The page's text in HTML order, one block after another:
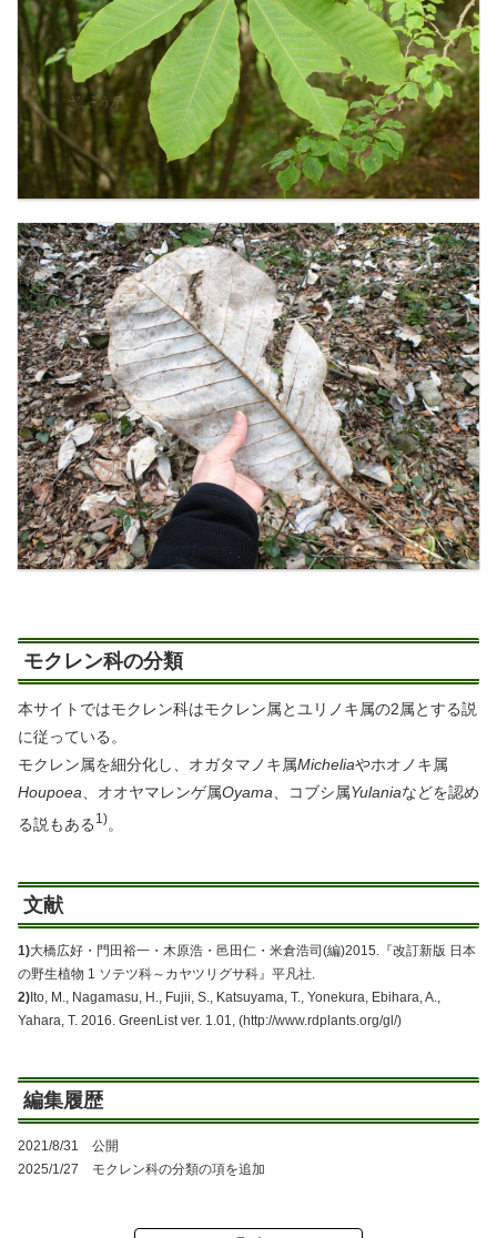
モクレン科の分類
本サイトではモクレン科はモクレン属とユリノキ属の2属とする説
に従っている。
モクレン属を細分化し、オガタマノキ属Micheliaやホオノキ属
Houpoea 、オオヤマレンゲ属Oyama 、コブシ属Yulaniaなどを認め
る説もある 1)
文献
1)大橋広好・門田裕一・木原浩・邑田仁・米倉浩司(編)2015.『改訂新版 日本
の野生植物 1 ソテツ科～カヤツリグサ科』平凡社.
2) Ito, M., Nagamasu, H., Fujii, S., Katsuyama, T., Yonekura, Ebihara, A.,
Yahara, T. 2016. GreenList ver. 1.01, (http://www.rdplants.org/gl/)
編集履歴
2021/8/31 公開
2025/1/27 モクレン科の分類の項を追加